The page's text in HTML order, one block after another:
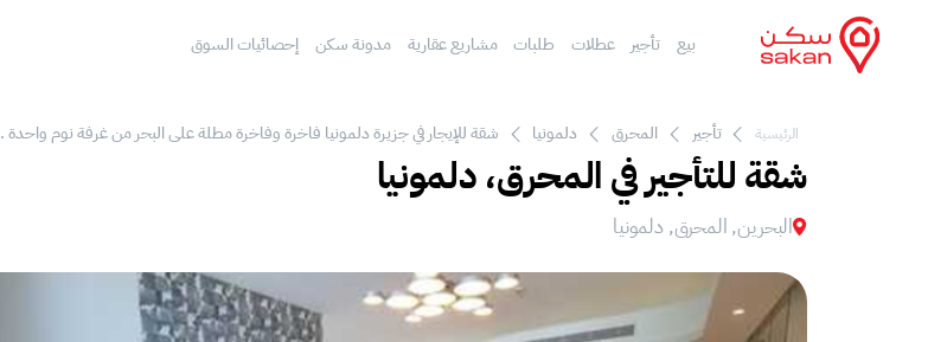
بيع تأجير عطلات طلبات مشاريع عقارية مدونة سكن إحصائيات السوق
الرئيسية تأجير المحرق دلمونيا شقة للإيجار في جزيرة دلمونيا فاخرة وفاخرة مطلة على البحر من غرفة نوم واحدة .
شقة للتأجير في المحرق، دلمونيا
البحرين, المحرق, دلمونيا